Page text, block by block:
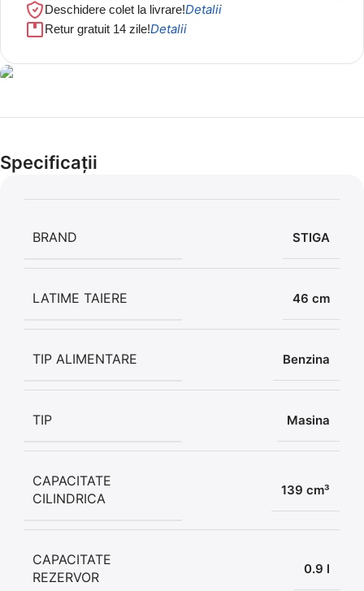
Deschidere colet la livrare!Detalii
Retur gratuit 14 zile!Detalii
Cel mai mic preț!
56,86 LEI
Specificații
BRAND STIGA
LATIME TAIERE 46 cm
TIP ALIMENTARE Benzina
TIP Masina
CAPACITATE
CILINDRICA
139 cm³
CAPACITATE
REZERVOR
0.9 l